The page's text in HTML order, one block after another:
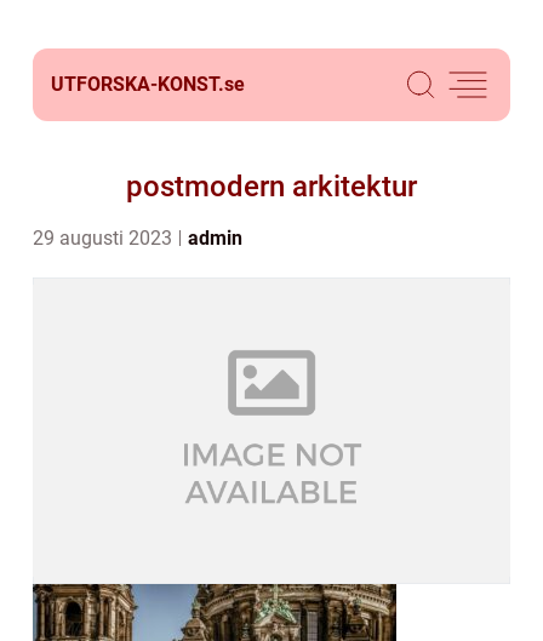
UTFORSKA-KONST.se
postmodern arkitektur
29 augusti 2023 admin